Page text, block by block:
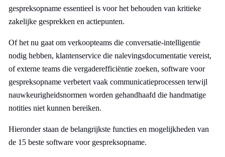
gespreksopname essentieel is voor het behouden van kritieke
zakelijke gesprekken en actiepunten.
Of het nu gaat om verkoopteams die conversatie-intelligentie
nodig hebben, klantenservice die nalevingsdocumentatie vereist,
of externe teams die vergaderefficiëntie zoeken, software voor
gespreksopname verbetert vaak communicatieprocessen terwijl
nauwkeurigheidsnormen worden gehandhaafd die handmatige
notities niet kunnen bereiken.
Hieronder staan de belangrijkste functies en mogelijkheden van
de 15 beste software voor gespreksopname.